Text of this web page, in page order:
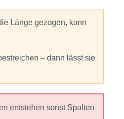
Länge gezogen, kann
– dann lässt sie
entstehen sonst Spalten